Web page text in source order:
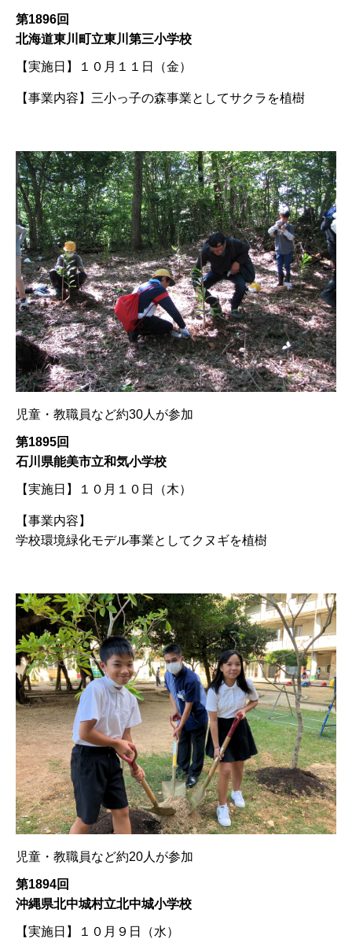
第1896回
北海道東川町立東川第三小学校
【実施日】 １０月１１日（金）
【事業内容】 三小っ子の森事業としてサクラを植樹
児童・教職員など約30人が参加
第1895回
石川県能美市立和気小学校
【実施日】 １０月１０日（木）
【事業内容】
学校環境緑化モデル事業としてクヌギを植樹
児童・教職員など約20人が参加
第1894回
沖縄県北中城村立北中城小学校
【実施日】 １０月９日（水）